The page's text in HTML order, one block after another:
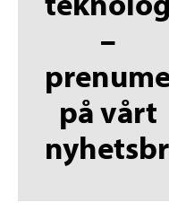
–
på vårt